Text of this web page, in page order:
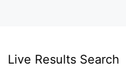
Live Results Search